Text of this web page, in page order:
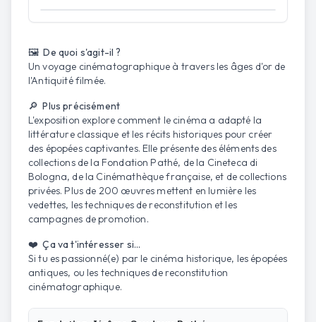
🖼️ De quoi s'agit-il ?
Un voyage cinématographique à travers les âges d'or de
l'Antiquité filmée.
🔎 Plus précisément
L'exposition explore comment le cinéma a adapté la
littérature classique et les récits historiques pour créer
des épopées captivantes. Elle présente des éléments des
collections de la Fondation Pathé, de la Cineteca di
Bologna, de la Cinémathèque française, et de collections
privées. Plus de 200 œuvres mettent en lumière les
vedettes, les techniques de reconstitution et les
campagnes de promotion.
❤️ Ça va t'intéresser si...
Si tu es passionné(e) par le cinéma historique, les épopées
antiques, ou les techniques de reconstitution
cinématographique.